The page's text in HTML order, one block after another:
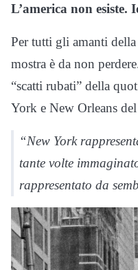
L’america non esiste.
Per tutti gli amanti
mostra è da non
“scatti rubati” della
York e New Orleans
“New York
tante volte
rappresentato da